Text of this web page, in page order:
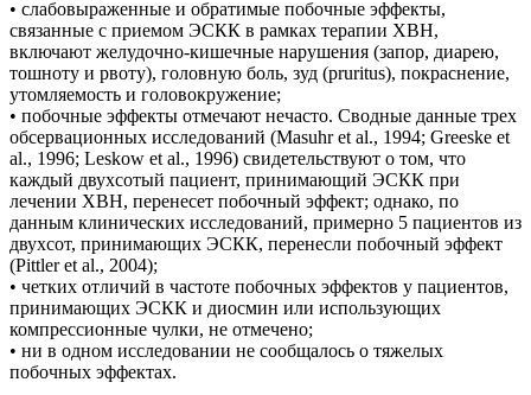
• слабовыраженные и обратимые побочные эффекты,
связанные с приемом ЭСКК в рамках терапии ХВН,
включают желудочно-кишечные нарушения (запор, диарею,
тошноту и рвоту), головную боль, зуд (pruritus), покраснение,
утомляемость и головокружение;
• побочные эффекты отмечают нечасто. Сводные данные трех
обсервационных исследований (Masuhr et al., 1994; Greeske et
al., 1996; Leskow et al., 1996) свидетельствуют о том, что
каждый двухсотый пациент, принимающий ЭСКК при
лечении ХВН, перенесет побочный эффект; однако, по
данным клинических исследований, примерно 5 пациентов из
двухсот, принимающих ЭСКК, перенесли побочный эффект
(Pittler et al., 2004);
• четких отличий в частоте побочных эффектов у пациентов,
принимающих ЭСКК и диосмин или использующих
компрессионные чулки, не отмечено;
• ни в одном исследовании не сообщалось о тяжелых
побочных эффектах.